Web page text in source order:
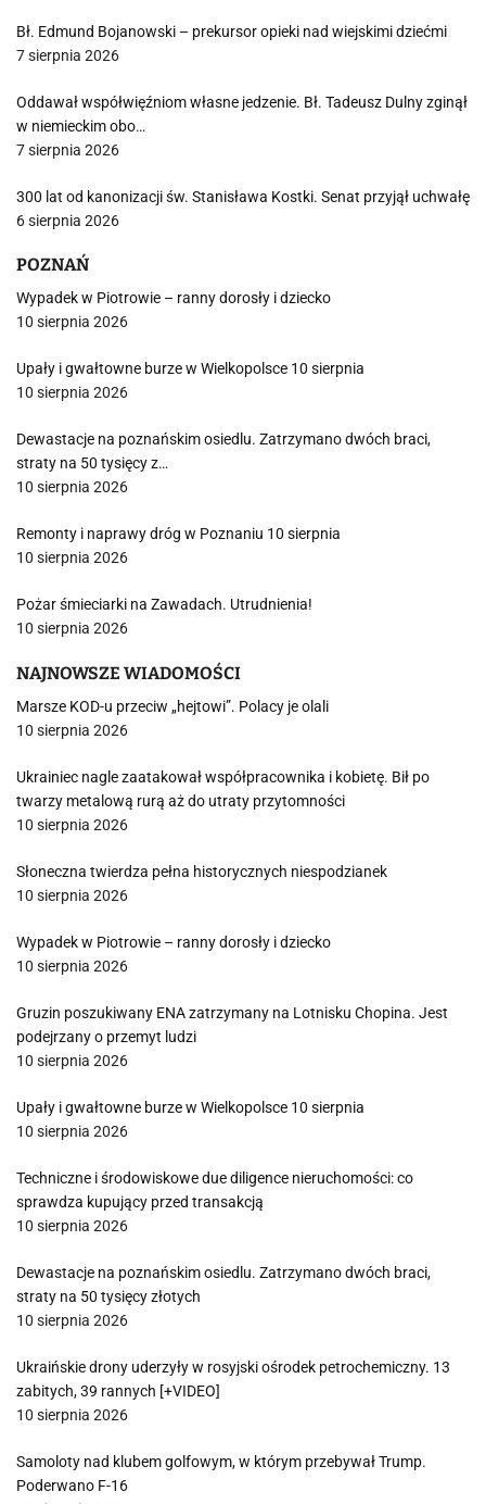
Bł. Edmund Bojanowski – prekursor opieki nad wiejskimi dziećmi
7 sierpnia 2026
Oddawał współwięźniom własne jedzenie. Bł. Tadeusz Dulny zginął
w niemieckim obo…
7 sierpnia 2026
300 lat od kanonizacji św. Stanisława Kostki. Senat przyjął uchwałę
6 sierpnia 2026
POZNAŃ
Wypadek w Piotrowie – ranny dorosły i dziecko
10 sierpnia 2026
Upały i gwałtowne burze w Wielkopolsce 10 sierpnia
10 sierpnia 2026
Dewastacje na poznańskim osiedlu. Zatrzymano dwóch braci,
straty na 50 tysięcy z…
10 sierpnia 2026
Remonty i naprawy dróg w Poznaniu 10 sierpnia
10 sierpnia 2026
Pożar śmieciarki na Zawadach. Utrudnienia!
10 sierpnia 2026
NAJNOWSZE WIADOMOŚCI
Marsze KOD-u przeciw „hejtowi”. Polacy je olali
10 sierpnia 2026
Ukrainiec nagle zaatakował współpracownika i kobietę. Bił po
twarzy metalową rurą aż do utraty przytomności
10 sierpnia 2026
Słoneczna twierdza pełna historycznych niespodzianek
10 sierpnia 2026
Wypadek w Piotrowie – ranny dorosły i dziecko
10 sierpnia 2026
Gruzin poszukiwany ENA zatrzymany na Lotnisku Chopina. Jest
podejrzany o przemyt ludzi
10 sierpnia 2026
Upały i gwałtowne burze w Wielkopolsce 10 sierpnia
10 sierpnia 2026
Techniczne i środowiskowe due diligence nieruchomości: co
sprawdza kupujący przed transakcją
10 sierpnia 2026
Dewastacje na poznańskim osiedlu. Zatrzymano dwóch braci,
straty na 50 tysięcy złotych
10 sierpnia 2026
Ukraińskie drony uderzyły w rosyjski ośrodek petrochemiczny. 13
zabitych, 39 rannych [+VIDEO]
10 sierpnia 2026
Samoloty nad klubem golfowym, w którym przebywał Trump.
Poderwano F-16